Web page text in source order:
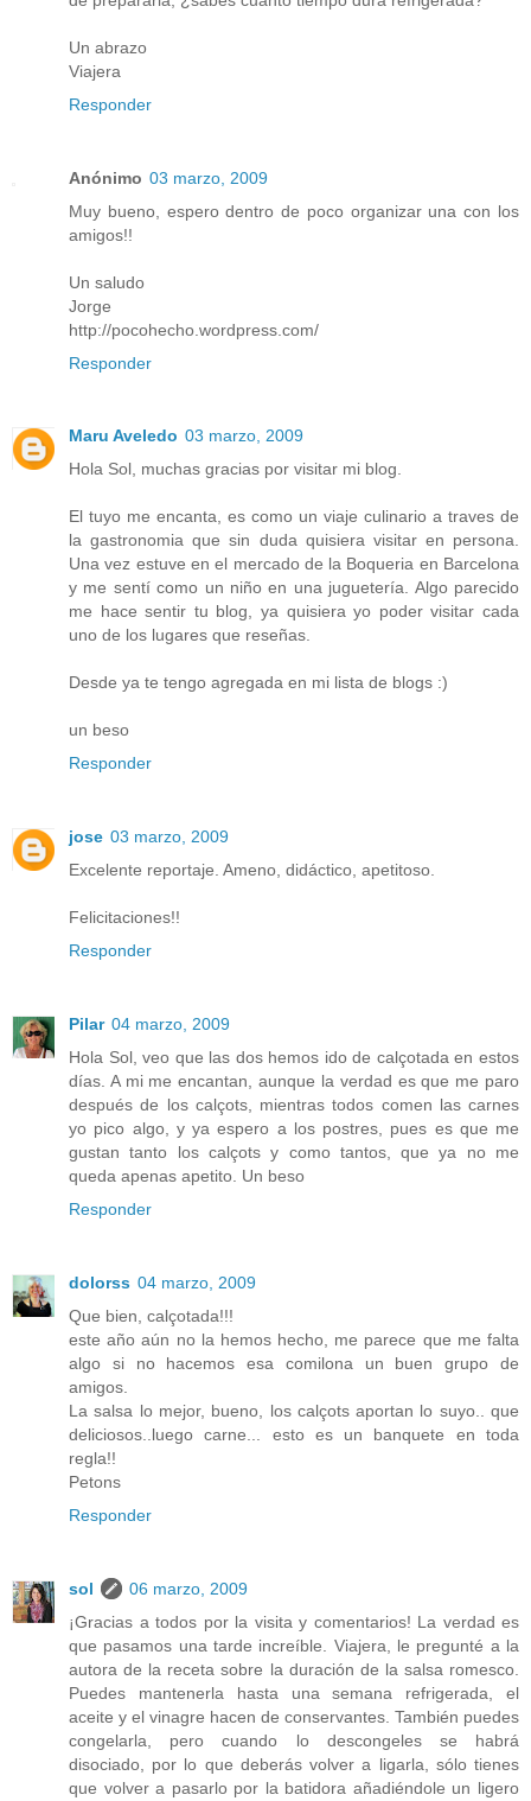
Un abrazo
Viajera
Responder
Anónimo 03 marzo, 2009
Muy bueno, espero dentro de poco organizar una con los
amigos!!
Un saludo
Jorge
http://pocohecho.wordpress.com/
Responder
Maru Aveledo 03 marzo, 2009
Hola Sol, muchas gracias por visitar mi blog.
El tuyo me encanta, es como un viaje culinario a traves de
la gastronomia que sin duda quisiera visitar en persona.
Una vez estuve en el mercado de la Boqueria en Barcelona
y me sentí como un niño en una juguetería. Algo parecido
me hace sentir tu blog, ya quisiera yo poder visitar cada
uno de los lugares que reseñas.
Desde ya te tengo agregada en mi lista de blogs :)
un beso
Responder
jose 03 marzo, 2009
Excelente reportaje. Ameno, didáctico, apetitoso.
Felicitaciones!!
Responder
Pilar 04 marzo, 2009
Hola Sol, veo que las dos hemos ido de calçotada en estos
días. A mi me encantan, aunque la verdad es que me paro
después de los calçots, mientras todos comen las carnes
yo pico algo, y ya espero a los postres, pues es que me
gustan tanto los calçots y como tantos, que ya no me
queda apenas apetito. Un beso
Responder
dolorss 04 marzo, 2009
Que bien, calçotada!!!
este año aún no la hemos hecho, me parece que me falta
algo si no hacemos esa comilona un buen grupo de
amigos.
La salsa lo mejor, bueno, los calçots aportan lo suyo.. que
deliciosos..luego carne... esto es un banquete en toda
regla!!
Petons
Responder
sol
06 marzo, 2009
¡Gracias a todos por la visita y comentarios! La verdad es
que pasamos una tarde increíble. Viajera, le pregunté a la
autora de la receta sobre la duración de la salsa romesco.
Puedes mantenerla hasta una semana refrigerada, el
aceite y el vinagre hacen de conservantes. También puedes
congelarla, pero cuando lo descongeles se habrá
disociado, por lo que deberás volver a ligarla, sólo tienes
que volver a pasarlo por la batidora añadiéndole un ligero